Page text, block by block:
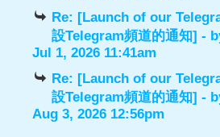
Re: [Launch of our
設Telegram頻道的通知] -
Jul 1, 2026 11:41am
Re: [Launch of our
設Telegram頻道的通知] -
Aug 3, 2026 12:56pm